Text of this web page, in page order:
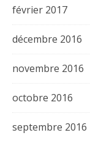
février 2017
décembre 2016
novembre 2016
octobre 2016
septembre 2016